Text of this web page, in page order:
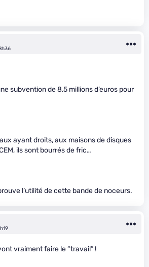
subvention de 8,5 millions d’euros pour
ayant droits, aux maisons de disques
ils sont bourrés de fric…
l’utilité de cette bande de noceurs.
vraiment faire le “travail” !